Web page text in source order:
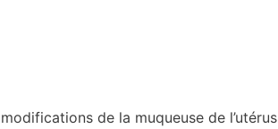
de la muqueuse de l’utérus